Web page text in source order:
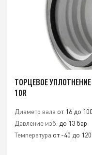
ТОРЦЕВОЕ УПЛОТНЕНИЕ
10R
Диаметр вала от 16 до
Давление изб. до 13 бар
Температура от -40 до